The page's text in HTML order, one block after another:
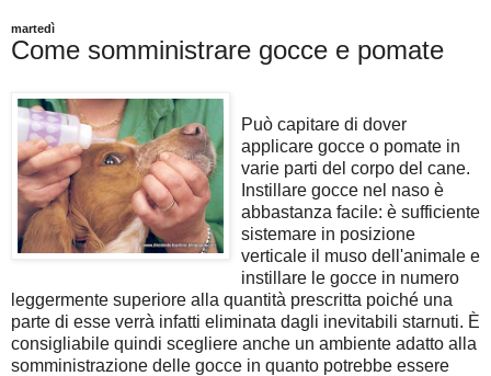
martedì
Come somministrare gocce e pomate
Può capitare di dover
applicare gocce o pomate in
varie parti del corpo del cane.
Instillare gocce nel naso è
abbastanza facile: è sufficiente
sistemare in posizione
verticale il muso dell'animale e
instillare le gocce in numero
leggermente superiore alla quantità prescritta poiché una
parte di esse verrà infatti eliminata dagli inevitabili starnuti. È
consigliabile quindi scegliere anche un ambiente adatto alla
somministrazione delle gocce in quanto potrebbe essere